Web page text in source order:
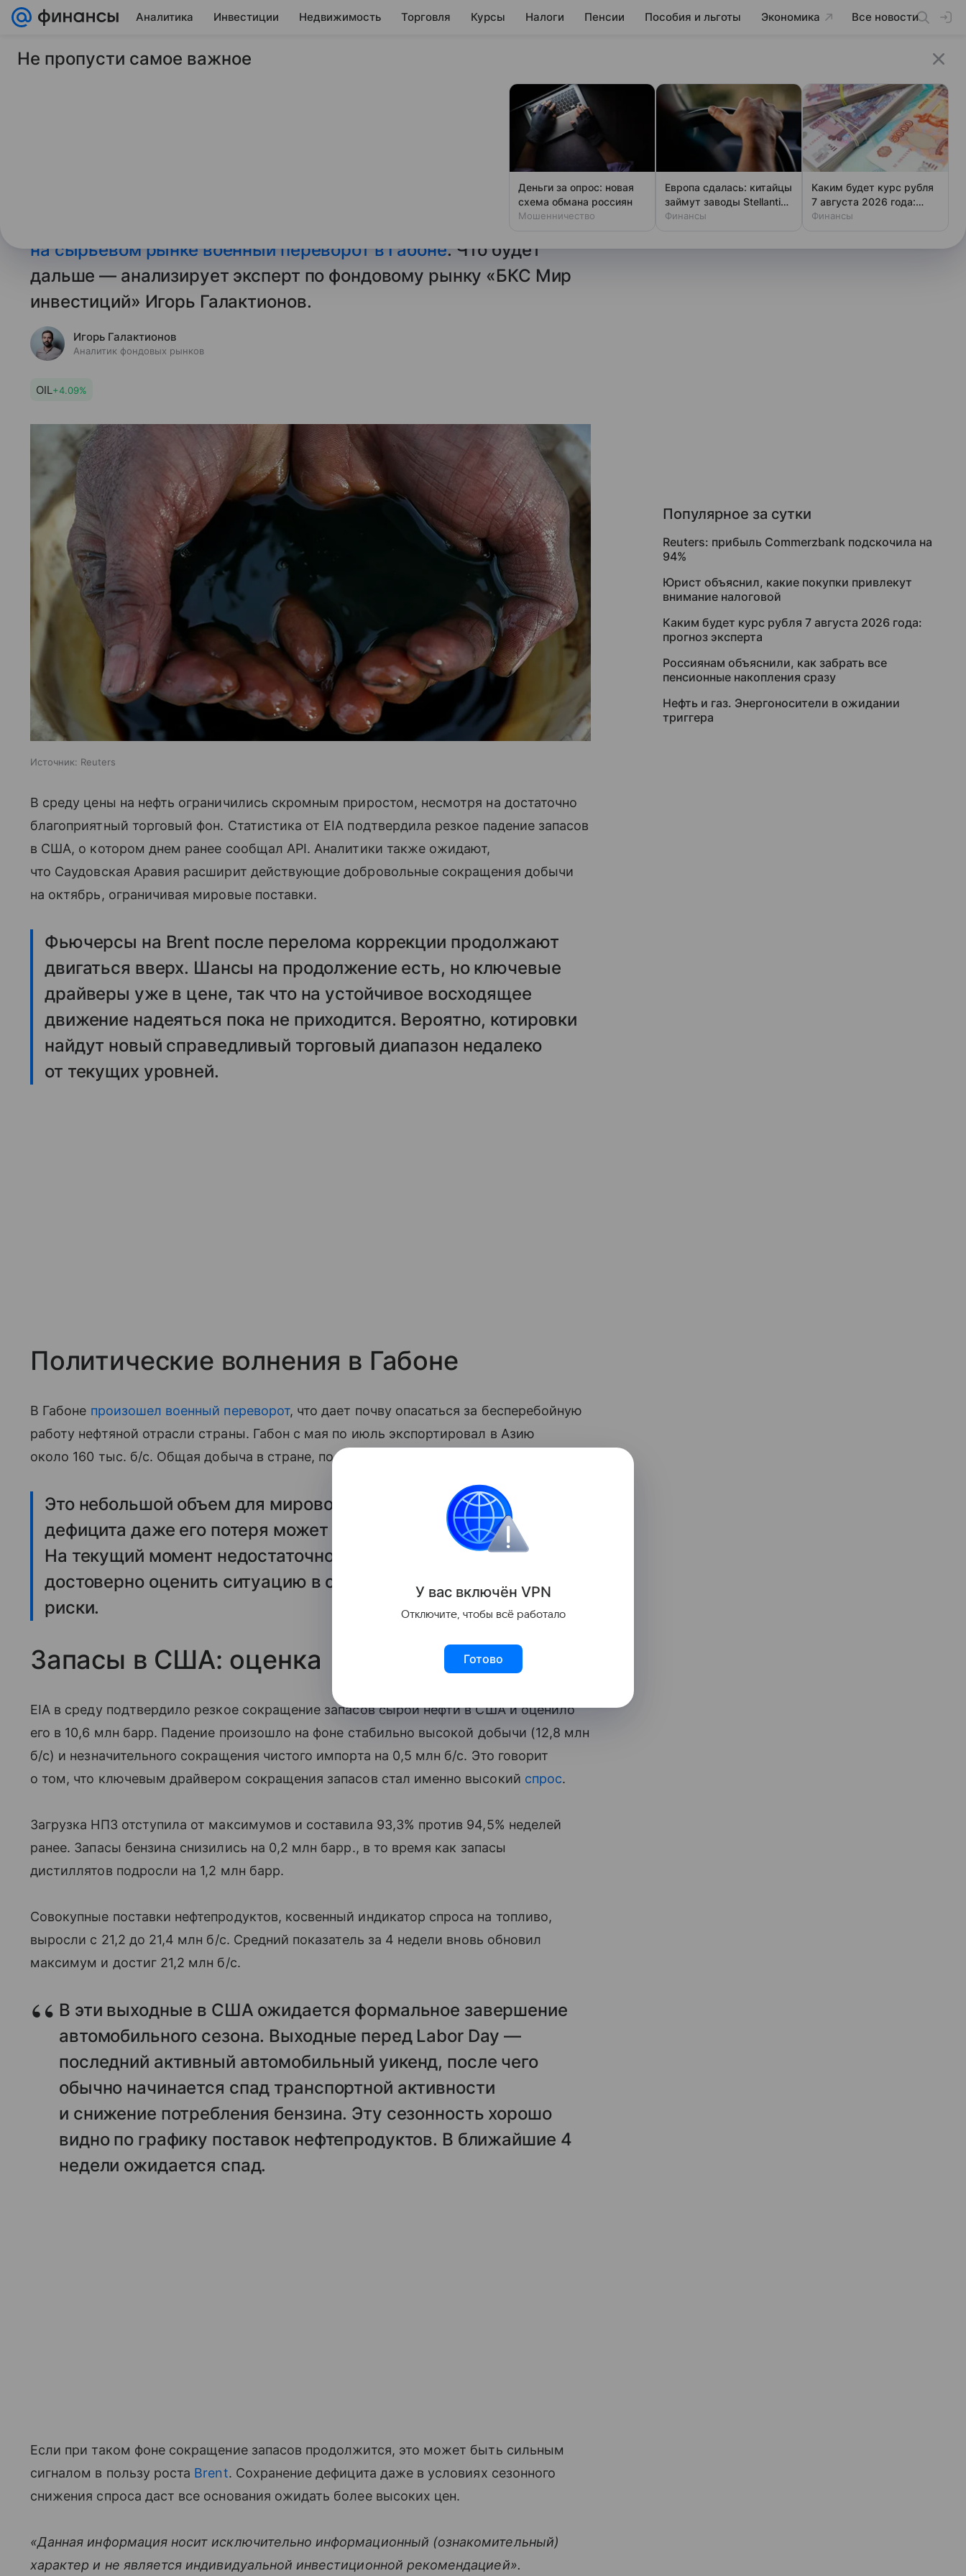
Аналитика Инвестиции Недвижимость Торговля Курсы Налоги Пенсии Пособия и льготы Экономика Все новости
31 августа 2023 Финансы Mail
Как переворот в Габоне повлияет на
действующие добровольные сокращения добычи на октябрь,
на сырьевом рынке военный переворот в Габоне. Что будет
дальше — анализирует эксперт по фондовому рынку «БКС Мир
инвестиций» Игорь Галактионов.
Игорь Галактионов
Аналитик фондовых рынков
OIL+4.09%
Источник: Reuters
В среду цены на нефть ограничились скромным приростом, несмотря на достаточно
благоприятный торговый фон. Статистика от EIA подтвердила резкое падение запасов
в США, о котором днем ранее сообщал API. Аналитики также ожидают,
что Саудовская Аравия расширит действующие добровольные сокращения добычи
на октябрь, ограничивая мировые поставки.
Фьючерсы на Brent после перелома коррекции продолжают
двигаться вверх. Шансы на продолжение есть, но ключевые
драйверы уже в цене, так что на устойчивое восходящее
движение надеяться пока не приходится. Вероятно, котировки
найдут новый справедливый торговый диапазон недалеко
от текущих уровней.
Политические волнения в Габоне
В Габоне произошел военный переворот, что дает почву опасаться за бесперебойную
работу нефтяной отрасли страны. Габон с мая по июль экспортировал в Азию
около 160 тыс. б/с. Общая добыча в стране, по оценке МЭА, составляет 210 тыс. б/с.
Это небольшой объем для мирового рынка, но в условиях
дефицита даже его потеря может спровоцировать рост цен.
На текущий момент недостаточно информации, чтобы
достоверно оценить ситуацию в стране и корректно взвесить
риски.
Запасы в США: оценка
EIA в среду подтвердило резкое сокращение запасов сырой нефти в США и оценило
его в 10,6 млн барр. Падение произошло на фоне стабильно высокой добычи (12,8 млн
б/с) и незначительного сокращения чистого импорта на 0,5 млн б/с. Это говорит
о том, что ключевым драйвером сокращения запасов стал именно высокий спрос.
Загрузка НПЗ отступила от максимумов и составила 93,3% против 94,5% неделей
ранее. Запасы бензина снизились на 0,2 млн барр., в то время как запасы
дистиллятов подросли на 1,2 млн барр.
Совокупные поставки нефтепродуктов, косвенный индикатор спроса на топливо,
выросли с 21,2 до 21,4 млн б/с. Средний показатель за 4 недели вновь обновил
максимум и достиг 21,2 млн б/с.
В эти выходные в США ожидается формальное завершение
автомобильного сезона. Выходные перед Labor Day —
последний активный автомобильный уикенд, после чего
обычно начинается спад транспортной активности
и снижение потребления бензина. Эту сезонность хорошо
видно по графику поставок нефтепродуктов. В ближайшие 4
недели ожидается спад.
Если при таком фоне сокращение запасов продолжится, это может быть сильным
сигналом в пользу роста Brent. Сохранение дефицита даже в условиях сезонного
снижения спроса даст все основания ожидать более высоких цен.
«Данная информация носит исключительно информационный (ознакомительный)
характер и не является индивидуальной инвестиционной рекомендацией».
Популярное за сутки
Reuters: прибыль Commerzbank подскочила на
94%
Юрист объяснил, какие покупки привлекут
внимание налоговой
Каким будет курс рубля 7 августа 2026 года:
прогноз эксперта
Россиянам объяснили, как забрать все
пенсионные накопления сразу
Нефть и газ. Энергоносители в ожидании
триггера
Не пропусти самое важное
Деньги за опрос: новая
схема обмана россиян
Мошенничество
Европа сдалась: китайцы
займут заводы Stellantis
и Ford
Финансы
Каким будет курс рубля
7 августа 2026 года:
прогноз эксперта
Финансы
У вас включён VPN
Отключите, чтобы всё работало
Готово